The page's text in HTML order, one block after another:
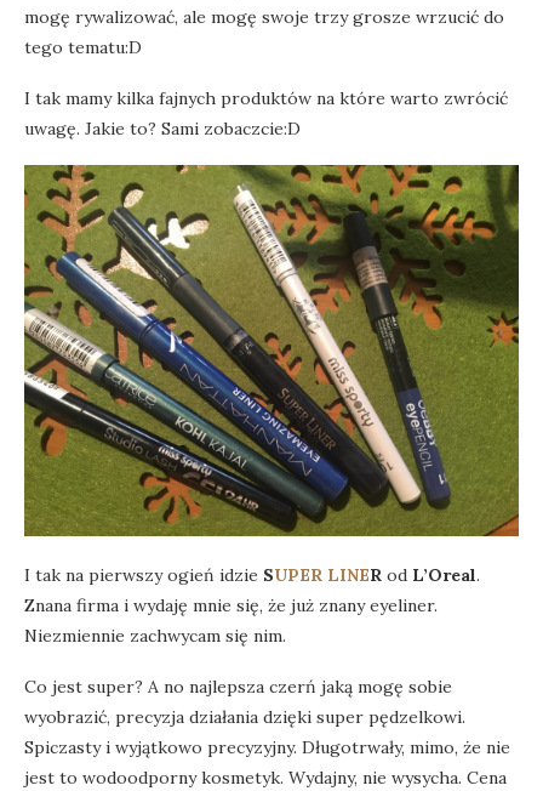
mogę rywalizować, ale mogę swoje trzy grosze wrzucić do
tego tematu:D
I tak mamy kilka fajnych produktów na które warto zwrócić
uwagę. Jakie to? Sami zobaczcie:D
I tak na pierwszy ogień idzie SUPER LINER od L’Oreal.
Znana firma i wydaję mnie się, że już znany eyeliner.
Niezmiennie zachwycam się nim.
Co jest super? A no najlepsza czerń jaką mogę sobie
wyobrazić, precyzja działania dzięki super pędzelkowi.
Spiczasty i wyjątkowo precyzyjny. Długotrwały, mimo, że nie
jest to wodoodporny kosmetyk. Wydajny, nie wysycha. Cena